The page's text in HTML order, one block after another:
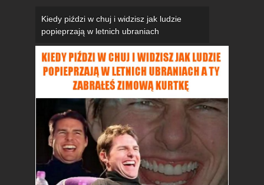
Kiedy piździ w chuj i widzisz jak ludzie
popieprzają w letnich ubraniach